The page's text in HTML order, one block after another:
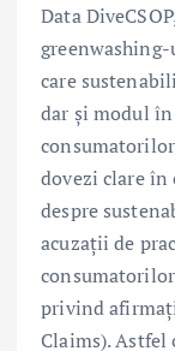
Data
care
dar și modul
dovezi clare
despre
acuzații de
privind
Claims). Astfel